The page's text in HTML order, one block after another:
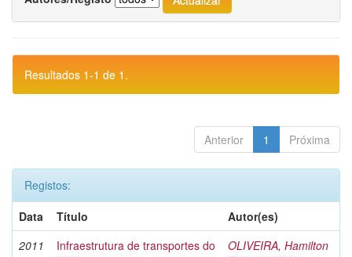
Resultados 1-1 de 1.
Anterior 1 Próxima
Registos:
Data
Título
Autor(es)
2011
Infraestrutura de transportes do
OLIVEIRA, Hamilton